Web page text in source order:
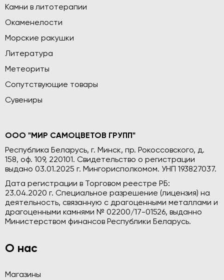
Камни в литотерапии
Окаменелости
Морские ракушки
Литература
Метеориты
Сопутствующие товары
Сувениры
ООО "МИР САМОЦВЕТОВ ГРУПП"
Республика Беларусь, г. Минск, пр. Рокоссовского, д.
158, оф. 109, 220101. Свидетельство о регистрации
выдано 03.01.2025 г. Мингорисполкомом. УНП 193827037.
Дата регистрации в Торговом реестре РБ:
23.04.2020 г. Специальное разрешение (лицензия) на
деятельность, связанную с драгоценными металлами и
драгоценными камнями № 02200/17-01526, выданно
Министерством финансов Республики Беларусь.
О нас
Магазины